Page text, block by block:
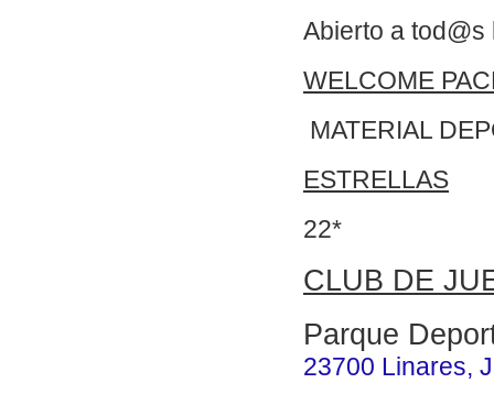
Abierto a
WELCOME
MATERIAL
ESTRELLAS
22*
CLUB DE
Parque
23700 Linares,